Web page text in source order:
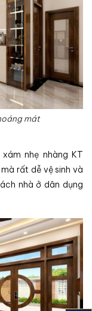
mát
nhẹ nhàng KT
rất dễ vệ sinh và
nhà ở dân dụng